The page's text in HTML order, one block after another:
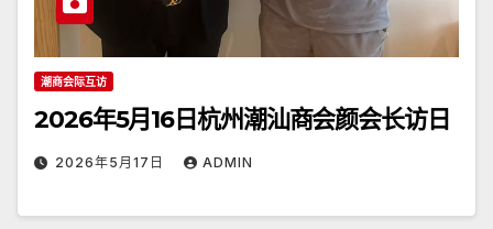
潮商会际互访
2026年5月16日杭州潮汕商会颜会长访日
2026年5月17日 ADMIN